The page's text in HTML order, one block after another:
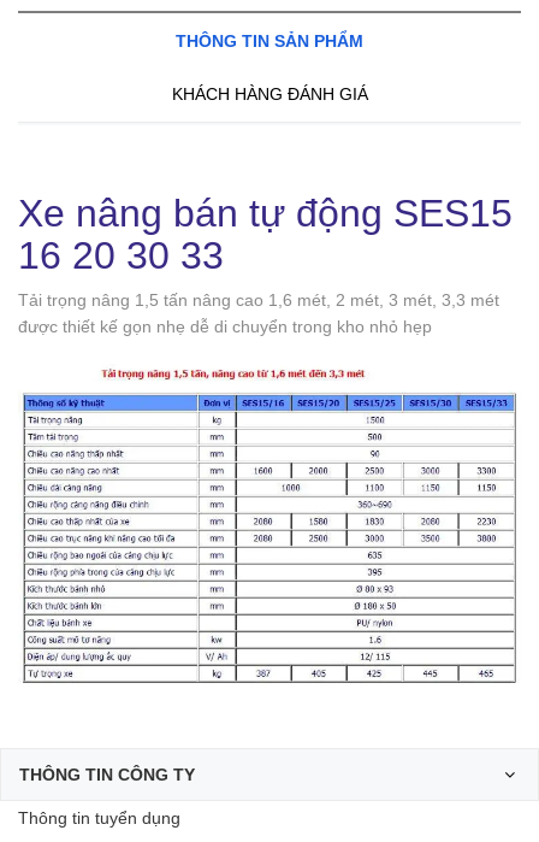
THÔNG TIN SẢN PHẨM
KHÁCH HÀNG ĐÁNH GIÁ
Xe nâng bán tự động SES15
16 20 30 33
Tải trọng nâng 1,5 tấn nâng cao 1,6 mét, 2 mét, 3 mét, 3,3 mét
được thiết kế gọn nhẹ dễ di chuyển trong kho nhỏ hẹp
THÔNG TIN CÔNG TY
Thông tin tuyển dụng